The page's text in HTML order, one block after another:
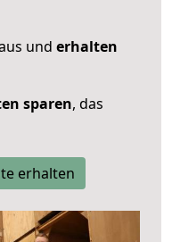
und erhalten
sparen, das
erhalten